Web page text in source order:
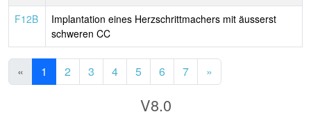
F12B
Implantation eines Herzschrittmachers mit äusserst
schweren CC
« 1 2 3 4 5 6 7 »
V8.0